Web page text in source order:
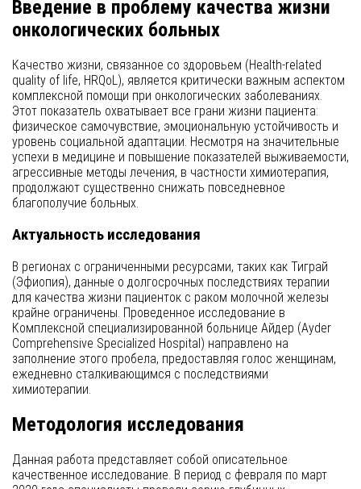
Введение в проблему качества жизни
онкологических больных
Качество жизни, связанное со здоровьем (Health-related
quality of life, HRQoL), является критически важным аспектом
комплексной помощи при онкологических заболеваниях.
Этот показатель охватывает все грани жизни пациента:
физическое самочувствие, эмоциональную устойчивость и
уровень социальной адаптации. Несмотря на значительные
успехи в медицине и повышение показателей выживаемости,
агрессивные методы лечения, в частности химиотерапия,
продолжают существенно снижать повседневное
благополучие больных.
Актуальность исследования
В регионах с ограниченными ресурсами, таких как Тиграй
(Эфиопия), данные о долгосрочных последствиях терапии
для качества жизни пациенток с раком молочной железы
крайне ограничены. Проведенное исследование в
Комплексной специализированной больнице Айдер (Ayder
Comprehensive Specialized Hospital) направлено на
заполнение этого пробела, предоставляя голос женщинам,
ежедневно сталкивающимся с последствиями
химиотерапии.
Методология исследования
Данная работа представляет собой описательное
качественное исследование. В период с февраля по март